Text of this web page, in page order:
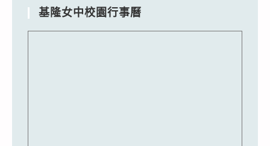
基隆女中校園行事曆